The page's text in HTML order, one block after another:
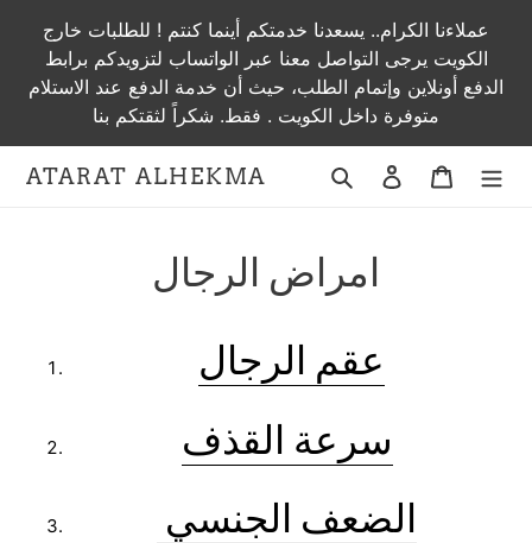
content
عملاءنا الكرام.. يسعدنا خدمتكم أينما كنتم ! للطلبات خارج
الكويت يرجى التواصل معنا عبر الواتساب لتزويدكم برابط
الدفع أونلاين وإتمام الطلب، حيث أن خدمة الدفع عند الاستلام
متوفرة داخل الكويت . فقط. شكراً لثقتكم بنا
ATARAT ALHEKMA Search Log in Cart
امراض الرجال
عقم الرجال
سرعة القذف
الضعف الجنسي